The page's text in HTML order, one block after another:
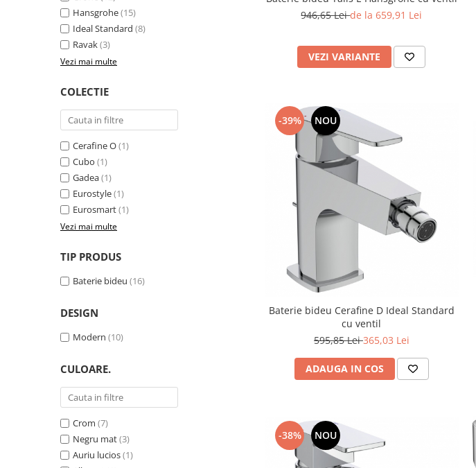
Rezervoare incastrabile
Clapete de actionare WC
Baterii bucatarie
Lavoare freestanding
Lavoare pe blat
Lavoare sub blat
Lavoare pe mobilier
Lavoare incastrabile
Lavoare suspendate,semipiedestal
Bideuri stative
Vase WC stative
Capace bideuri
Hansgrohe(15)
Ideal Standard (8)
Ravak(3)
Vezi mai multe
COLECTIE
Cerafine O(1)
Cubo (1)
Gadea(1)
Eurostyle(1)
Eurosmart(1)
Vezi mai multe
TIP PRODUS
Baterie bideu (16)
DESIGN
Modern (10)
CULOARE.
Crom (7)
Negru mat(3)
Auriu lucios(1)
946,65 Leide la 659,91 Lei
VEZI VARIANTE
-39% NOU
Baterie bideu Cerafine D Ideal Standard
cu ventil
595,85 Lei365,03 Lei
ADAUGA IN COS
-38% NOU